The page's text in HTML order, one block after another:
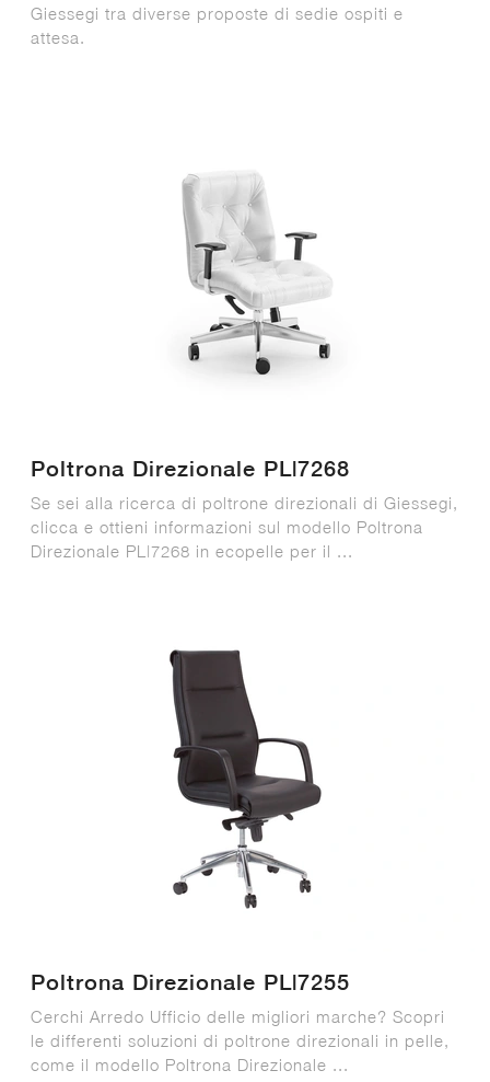
Giessegi tra diverse proposte di sedie ospiti e
attesa.
Poltrona Direzionale PL|7268
Se sei alla ricerca di poltrone direzionali di Giessegi,
clicca e ottieni informazioni sul modello Poltrona
Direzionale PL|7268 in ecopelle per il ...
Poltrona Direzionale PL|7255
Cerchi Arredo Ufficio delle migliori marche? Scopri
le differenti soluzioni di poltrone direzionali in pelle,
come il modello Poltrona Direzionale ...